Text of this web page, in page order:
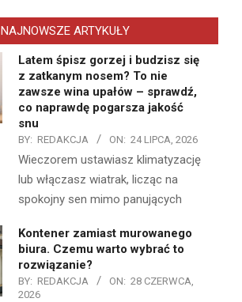
NAJNOWSZE ARTYKUŁY
Latem śpisz gorzej i budzisz się
z zatkanym nosem? To nie
zawsze wina upałów – sprawdź,
co naprawdę pogarsza jakość
snu
BY: REDAKCJA ON: 24 LIPCA, 2026
Wieczorem ustawiasz klimatyzację
lub włączasz wiatrak, licząc na
spokojny sen mimo panujących
Kontener zamiast murowanego
biura. Czemu warto wybrać to
rozwiązanie?
BY: REDAKCJA ON: 28 CZERWCA,
2026